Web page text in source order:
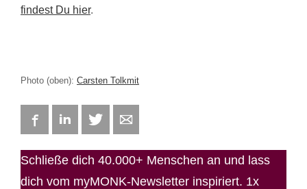
findest Du hier.
Photo (oben): Carsten Tolkmit
FacebookLinkedIn Twitter
Schließe dich 40.000+ Menschen an und lass
dich vom myMONK-Newsletter inspiriert. 1x